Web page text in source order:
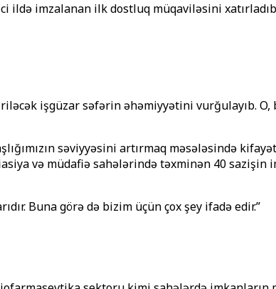
ildə imzalanan ilk dostluq müqaviləsini
işgüzar səfərin əhəmiyyətini vurğulayıb.
səviyyəsini artırmaq məsələsində
və müdafiə sahələrində təxminən 40 sazişin
Buna görə də bizim üçün çox şey ifadə edir.”